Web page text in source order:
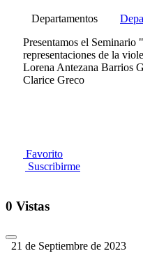
Departamentos
Presentamos el
representaciones de la
Lorena Antezana Barrios
Clarice Greco
Favorito
Suscribirme
0 Vistas
21 de Septiembre de 2023